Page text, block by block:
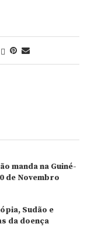
manda na Guiné-
de Novembro
Sudão e
da doença